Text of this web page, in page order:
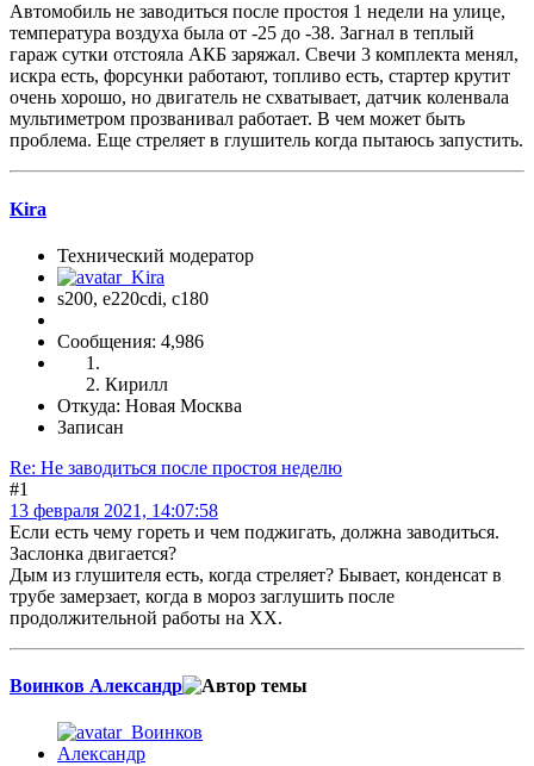
Автомобиль не заводиться после простоя 1 недели на улице,
температура воздуха была от -25 до -38. Загнал в теплый
гараж сутки отстояла АКБ заряжал. Свечи 3 комплекта менял,
искра есть, форсунки работают, топливо есть, стартер крутит
очень хорошо, но двигатель не схватывает, датчик коленвала
мультиметром прозванивал работает. В чем может быть
проблема. Еще стреляет в глушитель когда пытаюсь запустить.
Kira
Технический модератор
s200, е220cdi, с180
Сообщения: 4,986
Кирилл
Откуда: Новая Москва
Записан
Re: Не заводиться после простоя неделю
#1
13 февраля 2021, 14:07:58
Если есть чему гореть и чем поджигать, должна заводиться.
Заслонка двигается?
Дым из глушителя есть, когда стреляет? Бывает, конденсат в
трубе замерзает, когда в мороз заглушить после
продолжительной работы на ХХ.
Воинков Александр